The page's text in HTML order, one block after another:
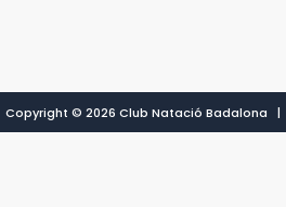
Copyright © 2026 Club Natació Badalona |